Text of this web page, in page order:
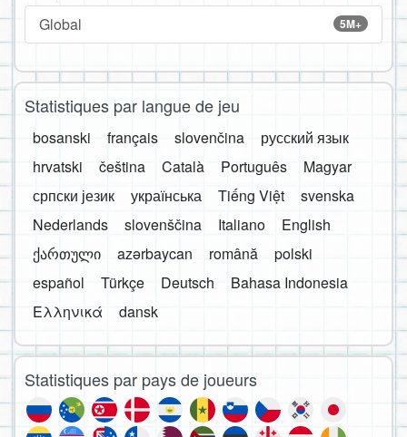
5M+
Global
Statistiques par langue de jeu
bosanski français slovenčina
русский язык
hrvatski
čeština Català Português
Magyar
српски језик
українська Tiếng Việt
svenska
Nederlands
slovenščina Italiano
English
ქართული
azərbaycan română
polski
español
Türkçe Deutsch
Bahasa Indonesia
Ελληνικά
dansk
Statistiques par pays de joueurs